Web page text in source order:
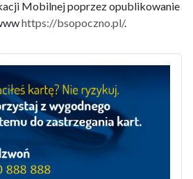
Mobilnej poprzez opublikowanie
https://bsopoczno.pl/.